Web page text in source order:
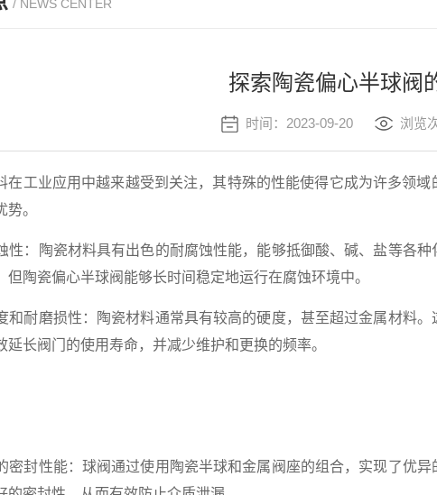
/ NEWS CENTER
探索陶瓷偏心半球阀
时间：2023-09-20 浏览
业应用中越来越受到关注，其特殊的性能使得它成为许多领域
。
：陶瓷材料具有出色的耐腐蚀性能，能够抵御酸、碱、盐等各种
但陶瓷偏心半球阀能够长时间稳定地运行在腐蚀环境中。
耐磨损性：陶瓷材料通常具有较高的硬度，甚至超过金属材料。
延长阀门的使用寿命，并减少维护和更换的频率。
封性能：球阀通过使用陶瓷半球和金属阀座的组合，实现了优异